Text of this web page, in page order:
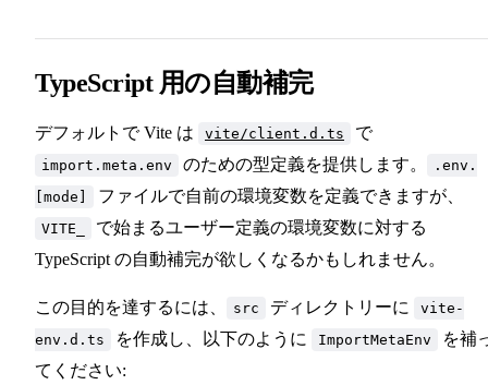
TypeScript 用の自動補完
デフォルトで Vite は vite/client.d.ts で
import.meta.env のための型定義を提供します。
.env.
[mode]
ファイルで自前の環境変数を定義できますが、
VITE_
で始まるユーザー定義の環境変数に対する
TypeScript の自動補完が欲しくなるかもしれません。
この目的を達するには、 src ディレクトリーに
vite-
env.d.ts
を作成し、以下のように ImportMetaEnv
を補
てください: